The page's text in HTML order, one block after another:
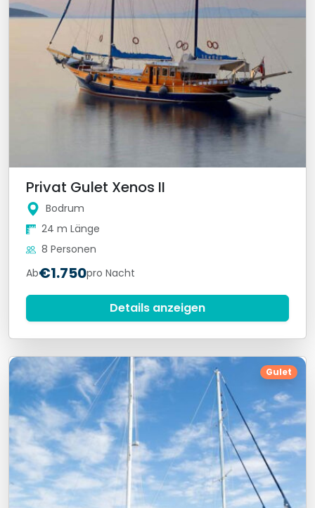
Privat Gulet Xenos II
Bodrum
24 m Länge
8 Personen
Ab€1.750pro Nacht
Details anzeigen
Gulet